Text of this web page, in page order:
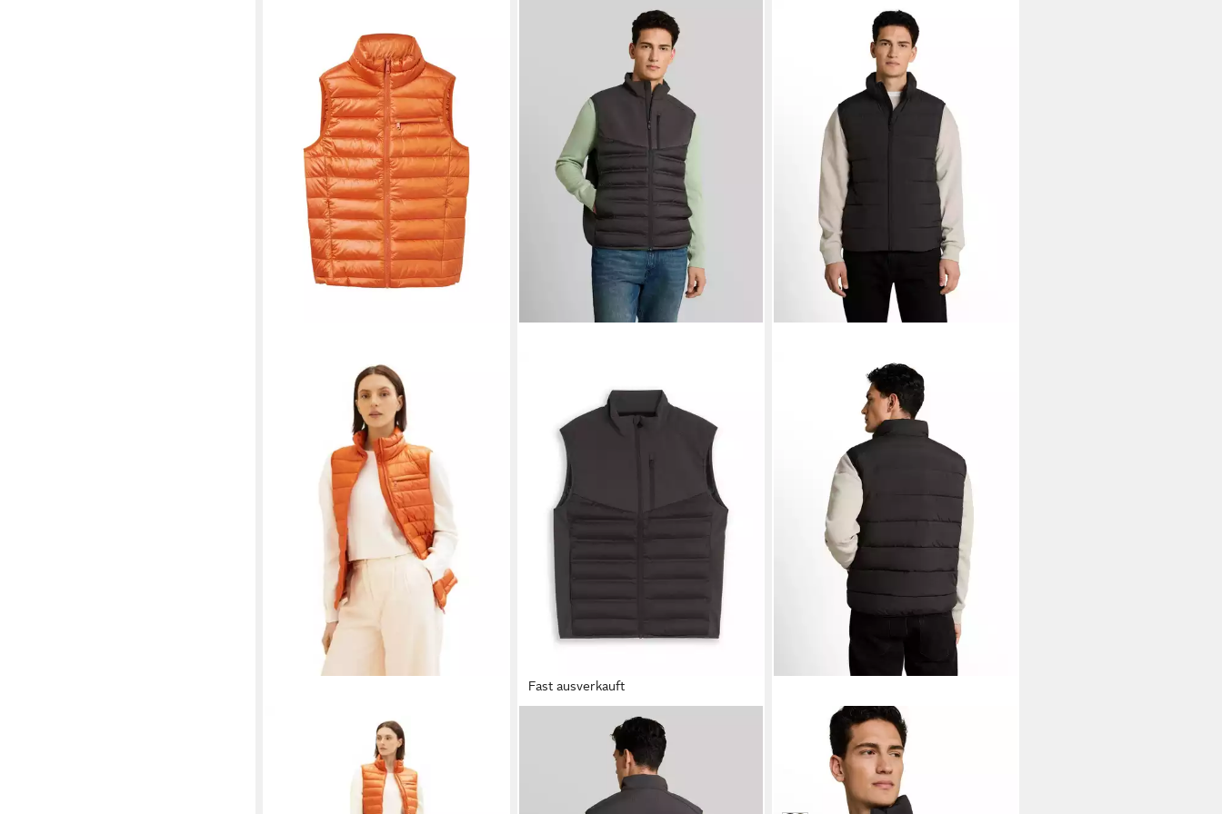
Steppweste (1-tlg) Plain/ohne
79,99 €
Fast ausverkauft
TOM TAILOR DENIM
Steppweste Jacken Relaxed Fit
Hybrid Steppweste
TOM TAILOR DENIM
Steppweste mit Stehkragen und
Reißverschluss
ab 52,99 € UVP59,99 €